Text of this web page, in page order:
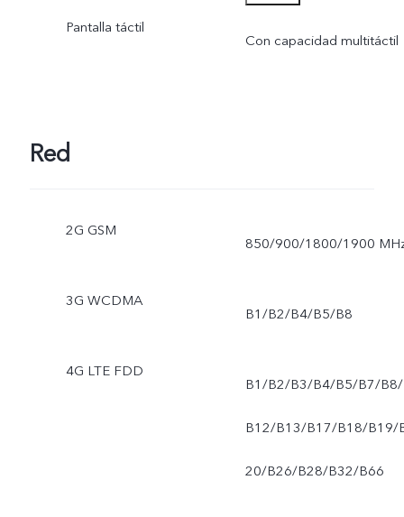
área de visualización real
Pantalla táctil
Con capacidad multitáctil
Red
2G GSM
850/900/1800/1900
3G WCDMA
B1/B2/B4/B5/B8
4G LTE FDD
B1/B2/B3/B4/B5/B7/B8/
B12/B13/B17/B18/B19/
20/B26/B28/B32/B66